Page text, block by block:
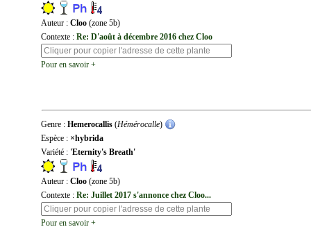
Auteur : Cloo (zone 5b)
Contexte : Re: D'août à décembre 2016 chez Cloo
Pour en savoir +
Genre : Hemerocallis (Hémérocalle)
Espèce : ×hybrida
Variété : 'Eternity's Breath'
Auteur : Cloo (zone 5b)
Contexte : Re: Juillet 2017 s'annonce chez Cloo...
Pour en savoir +